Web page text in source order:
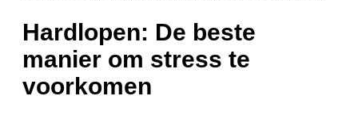
Hardlopen: De beste
manier om stress te
voorkomen